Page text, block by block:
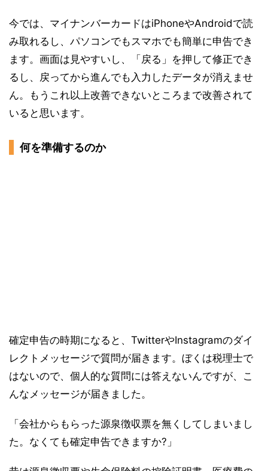
今では、マイナンバーカードはiPhoneやAndroidで読
み取れるし、パソコンでもスマホでも簡単に申告でき
ます。画面は見やすいし、「戻る」を押して修正でき
るし、戻ってから進んでも入力したデータが消えませ
ん。もうこれ以上改善できないところまで改善されて
いると思います。
何を準備するのか
確定申告の時期になると、TwitterやInstagramのダイ
レクトメッセージで質問が届きます。ぼくは税理士で
はないので、個人的な質問には答えないんですが、こ
んなメッセージが届きました。
「会社からもらった源泉徴収票を無くしてしまいまし
た。なくても確定申告できますか?」